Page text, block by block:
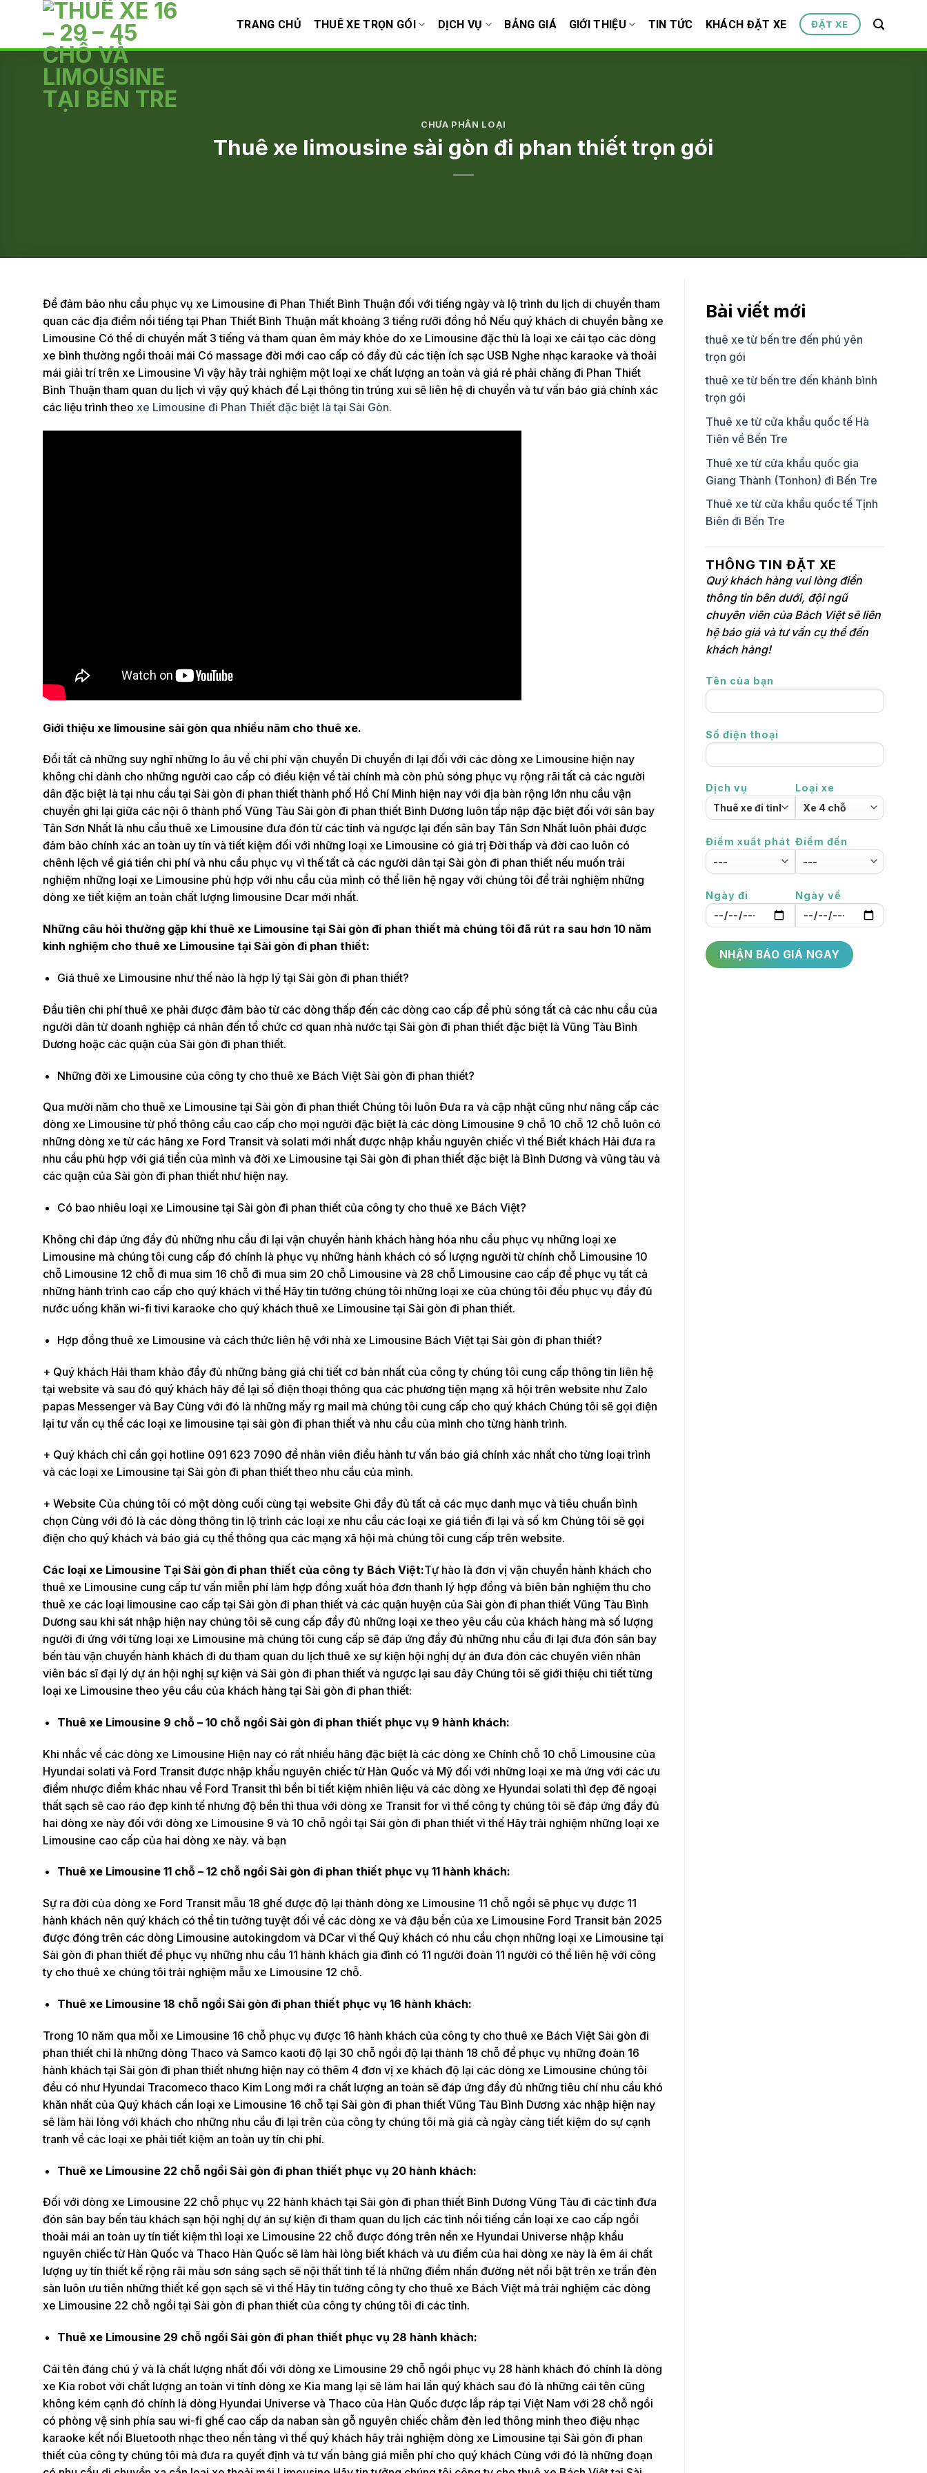
TRANG CHỦ THUÊ XE TRỌN GÓI DỊCH VỤ BẢNG GIÁ GIỚI THIỆU TIN TỨC KHÁCH ĐẶT XE ĐẶT XE
CHƯA PHÂN LOẠI
Thuê xe limousine sài gòn đi phan thiết trọn gói
Để đảm bảo nhu cầu phục vụ xe Limousine đi Phan Thiết Bình Thuận đối với tiếng ngày và lộ trình du lịch di chuyển tham
quan các địa điểm nổi tiếng tại Phan Thiết Bình Thuận mất khoảng 3 tiếng rưỡi đồng hồ Nếu quý khách di chuyển bằng xe
Limousine Có thể di chuyển mất 3 tiếng và tham quan êm máy khỏe do xe Limousine đặc thù là loại xe cải tạo các dòng
xe bình thường ngồi thoải mái Có massage đời mới cao cấp có đầy đủ các tiện ích sạc USB Nghe nhạc karaoke và thoải
mái giải trí trên xe Limousine Vì vậy hãy trải nghiệm một loại xe chất lượng an toàn và giá rẻ phải chăng đi Phan Thiết
Bình Thuận tham quan du lịch vì vậy quý khách để Lại thông tin trúng xui sẽ liên hệ di chuyển và tư vấn báo giá chính xác
các liệu trình theo xe Limousine đi Phan Thiết đặc biệt là tại Sài Gòn.
Giới thiệu xe limousine sài gòn qua nhiều năm cho thuê xe.
Đổi tất cả những suy nghĩ những lo âu về chi phí vận chuyển Di chuyển đi lại đối với các dòng xe Limousine hiện nay
không chỉ dành cho những người cao cấp có điều kiện về tài chính mà còn phủ sóng phục vụ rộng rãi tất cả các người
dân đặc biệt là tại nhu cầu tại Sài gòn đi phan thiết thành phố Hồ Chí Minh hiện nay với địa bàn rộng lớn nhu cầu vận
chuyển ghi lại giữa các nội ô thành phố Vũng Tàu Sài gòn đi phan thiết Bình Dương luôn tấp nập đặc biệt đối với sân bay
Tân Sơn Nhất là nhu cầu thuê xe Limousine đưa đón từ các tỉnh và ngược lại đến sân bay Tân Sơn Nhất luôn phải được
đảm bảo chính xác an toàn uy tín và tiết kiệm đối với những loại xe Limousine có giá trị Đời thấp và đời cao luôn có
chênh lệch về giá tiền chi phí và nhu cầu phục vụ vì thế tất cả các người dân tại Sài gòn đi phan thiết nếu muốn trải
nghiệm những loại xe Limousine phù hợp với nhu cầu của mình có thể liên hệ ngay với chúng tôi để trải nghiệm những
dòng xe tiết kiệm an toàn chất lượng limousine Dcar mới nhất.
Những câu hỏi thường gặp khi thuê xe Limousine tại Sài gòn đi phan thiết mà chúng tôi đã rút ra sau hơn 10 năm
kinh nghiệm cho thuê xe Limousine tại Sài gòn đi phan thiết:
Giá thuê xe Limousine như thế nào là hợp lý tại Sài gòn đi phan thiết?
Đầu tiên chi phí thuê xe phải được đảm bảo từ các dòng thấp đến các dòng cao cấp để phủ sóng tất cả các nhu cầu của
người dân từ doanh nghiệp cá nhân đến tổ chức cơ quan nhà nước tại Sài gòn đi phan thiết đặc biệt là Vũng Tàu Bình
Dương hoặc các quận của Sài gòn đi phan thiết.
Những đời xe Limousine của công ty cho thuê xe Bách Việt Sài gòn đi phan thiết?
Qua mười năm cho thuê xe Limousine tại Sài gòn đi phan thiết Chúng tôi luôn Đưa ra và cập nhật cũng như nâng cấp các
dòng xe Limousine từ phổ thông cầu cao cấp cho mọi người đặc biệt là các dòng Limousine 9 chỗ 10 chỗ 12 chỗ luôn có
những dòng xe từ các hãng xe Ford Transit và solati mới nhất được nhập khẩu nguyên chiếc vì thế Biết khách Hải đưa ra
nhu cầu phù hợp với giá tiền của mình và đời xe Limousine tại Sài gòn đi phan thiết đặc biệt là Bình Dương và vũng tàu và
các quận của Sài gòn đi phan thiết như hiện nay.
Có bao nhiêu loại xe Limousine tại Sài gòn đi phan thiết của công ty cho thuê xe Bách Việt?
Không chỉ đáp ứng đầy đủ những nhu cầu đi lại vận chuyển hành khách hàng hóa nhu cầu phục vụ những loại xe
Limousine mà chúng tôi cung cấp đó chính là phục vụ những hành khách có số lượng người từ chính chỗ Limousine 10
chỗ Limousine 12 chỗ đi mua sim 16 chỗ đi mua sim 20 chỗ Limousine và 28 chỗ Limousine cao cấp để phục vụ tất cả
những hành trình cao cấp cho quý khách vì thế Hãy tin tưởng chúng tôi những loại xe của chúng tôi đều phục vụ đầy đủ
nước uống khăn wi-fi tivi karaoke cho quý khách thuê xe Limousine tại Sài gòn đi phan thiết.
Hợp đồng thuê xe Limousine và cách thức liên hệ với nhà xe Limousine Bách Việt tại Sài gòn đi phan thiết?
+ Quý khách Hải tham khảo đầy đủ những bảng giá chi tiết cơ bản nhất của công ty chúng tôi cung cấp thông tin liên hệ
tại website và sau đó quý khách hãy để lại số điện thoại thông qua các phương tiện mạng xã hội trên website như Zalo
papas Messenger và Bay Cùng với đó là những mấy rg mail mà chúng tôi cung cấp cho quý khách Chúng tôi sẽ gọi điện
lại tư vấn cụ thể các loại xe limousine tại sài gòn đi phan thiết và nhu cầu của mình cho từng hành trình.
+ Quý khách chỉ cần gọi hotline 091 623 7090 để nhân viên điều hành tư vấn báo giá chính xác nhất cho từng loại trình
và các loại xe Limousine tại Sài gòn đi phan thiết theo nhu cầu của mình.
+ Website Của chúng tôi có một dòng cuối cùng tại website Ghi đầy đủ tất cả các mục danh mục và tiêu chuẩn bình
chọn Cùng với đó là các dòng thông tin lộ trình các loại xe nhu cầu các loại xe giá tiền đi lại và số km Chúng tôi sẽ gọi
điện cho quý khách và báo giá cụ thể thông qua các mạng xã hội mà chúng tôi cung cấp trên website.
Các loại xe Limousine Tại Sài gòn đi phan thiết của công ty Bách Việt:Tự hào là đơn vị vận chuyển hành khách cho
thuê xe Limousine cung cấp tư vấn miễn phí làm hợp đồng xuất hóa đơn thanh lý hợp đồng và biên bản nghiệm thu cho
thuê xe các loại limousine cao cấp tại Sài gòn đi phan thiết và các quận huyện của Sài gòn đi phan thiết Vũng Tàu Bình
Dương sau khi sát nhập hiện nay chúng tôi sẽ cung cấp đầy đủ những loại xe theo yêu cầu của khách hàng mà số lượng
người đi ứng với từng loại xe Limousine mà chúng tôi cung cấp sẽ đáp ứng đầy đủ những nhu cầu đi lại đưa đón sân bay
bến tàu vận chuyển hành khách đi du tham quan du lịch thuê xe sự kiện hội nghị dự án đưa đón các chuyên viên nhân
viên bác sĩ đại lý dự án hội nghị sự kiện và Sài gòn đi phan thiết và ngược lại sau đây Chúng tôi sẽ giới thiệu chi tiết từng
loại xe Limousine theo yêu cầu của khách hàng tại Sài gòn đi phan thiết:
Thuê xe Limousine 9 chỗ – 10 chỗ ngồi Sài gòn đi phan thiết phục vụ 9 hành khách:
Khi nhắc về các dòng xe Limousine Hiện nay có rất nhiều hãng đặc biệt là các dòng xe Chính chỗ 10 chỗ Limousine của
Hyundai solati và Ford Transit được nhập khẩu nguyên chiếc từ Hàn Quốc và Mỹ đối với những loại xe mà ứng với các ưu
điểm nhược điểm khác nhau về Ford Transit thì bền bỉ tiết kiệm nhiên liệu và các dòng xe Hyundai solati thì đẹp đẽ ngoại
thất sạch sẽ cao ráo đẹp kinh tế nhưng độ bền thì thua với dòng xe Transit for vì thế công ty chúng tôi sẽ đáp ứng đầy đủ
hai dòng xe này đối với dòng xe Limousine 9 và 10 chỗ ngồi tại Sài gòn đi phan thiết vì thế Hãy trải nghiệm những loại xe
Limousine cao cấp của hai dòng xe này. và bạn
Thuê xe Limousine 11 chỗ – 12 chỗ ngồi Sài gòn đi phan thiết phục vụ 11 hành khách:
Sự ra đời của dòng xe Ford Transit mẫu 18 ghế được độ lại thành dòng xe Limousine 11 chỗ ngồi sẽ phục vụ được 11
hành khách nên quý khách có thể tin tưởng tuyệt đối về các dòng xe và đậu bền của xe Limousine Ford Transit bản 2025
được đóng trên các dòng Limousine autokingdom và DCar vì thế Quý khách có nhu cầu chọn những loại xe Limousine tại
Sài gòn đi phan thiết để phục vụ những nhu cầu 11 hành khách gia đình có 11 người đoàn 11 người có thể liên hệ với công
ty cho thuê xe chúng tôi trải nghiệm mẫu xe Limousine 12 chỗ.
Thuê xe Limousine 18 chỗ ngồi Sài gòn đi phan thiết phục vụ 16 hành khách:
Trong 10 năm qua mỗi xe Limousine 16 chỗ phục vụ được 16 hành khách của công ty cho thuê xe Bách Việt Sài gòn đi
phan thiết chỉ là những dòng Thaco và Samco kaoti độ lại 30 chỗ ngồi độ lại thành 18 chỗ để phục vụ những đoàn 16
hành khách tại Sài gòn đi phan thiết nhưng hiện nay có thêm 4 đơn vị xe khách độ lại các dòng xe Limousine chúng tôi
đều có như Hyundai Tracomeco thaco Kim Long mới ra chất lượng an toàn sẽ đáp ứng đầy đủ những tiêu chí nhu cầu khó
khăn nhất của Quý khách cần loại xe Limousine 16 chỗ tại Sài gòn đi phan thiết Vũng Tàu Bình Dương xác nhập hiện nay
sẽ làm hài lòng với khách cho những nhu cầu đi lại trên của công ty chúng tôi mà giá cả ngày càng tiết kiệm do sự cạnh
tranh về các loại xe phải tiết kiệm an toàn uy tín chi phí.
Thuê xe Limousine 22 chỗ ngồi Sài gòn đi phan thiết phục vụ 20 hành khách:
Đối với dòng xe Limousine 22 chỗ phục vụ 22 hành khách tại Sài gòn đi phan thiết Bình Dương Vũng Tàu đi các tỉnh đưa
đón sân bay bến tàu khách sạn hội nghị dự án sự kiện đi tham quan du lịch các tỉnh nổi tiếng cần loại xe cao cấp ngồi
thoải mái an toàn uy tín tiết kiệm thì loại xe Limousine 22 chỗ được đóng trên nền xe Hyundai Universe nhập khẩu
nguyên chiếc từ Hàn Quốc và Thaco Hàn Quốc sẽ làm hài lòng biết khách và ưu điểm của hai dòng xe này là êm ái chất
lượng uy tín thiết kế rộng rãi màu sơn sáng sạch sẽ nội thất tinh tế là những điểm nhấn đường nét nổi bật trên xe trần đèn
sàn luôn ưu tiên những thiết kế gọn sạch sẽ vì thế Hãy tin tưởng công ty cho thuê xe Bách Việt mà trải nghiệm các dòng
xe Limousine 22 chỗ ngồi tại Sài gòn đi phan thiết của công ty chúng tôi đi các tỉnh.
Thuê xe Limousine 29 chỗ ngồi Sài gòn đi phan thiết phục vụ 28 hành khách:
Cái tên đáng chú ý và là chất lượng nhất đối với dòng xe Limousine 29 chỗ ngồi phục vụ 28 hành khách đó chính là dòng
xe Kia robot với chất lượng an toàn vi tính dòng xe Kia mang lại sẽ làm hai lần quý khách sau đó là những cái tên cũng
không kém cạnh đó chính là dòng Hyundai Universe và Thaco của Hàn Quốc được lắp ráp tại Việt Nam với 28 chỗ ngồi
có phòng vệ sinh phía sau wi-fi ghế cao cấp da naban sàn gỗ nguyên chiếc chằm đèn led thông minh theo điệu nhạc
karaoke kết nối Bluetooth nhạc theo nền tảng vì thế quý khách hãy trải nghiệm dòng xe Limousine tại Sài gòn đi phan
thiết của công ty chúng tôi mà đưa ra quyết định và tư vấn bảng giá miễn phí cho quý khách Cùng với đó là những đoạn
Bài viết mới
thuê xe từ bến tre đến phú yên
trọn gói
thuê xe từ bến tre đến khánh bình
trọn gói
Thuê xe từ cửa khẩu quốc tế Hà
Tiên về Bến Tre
Thuê xe từ cửa khẩu quốc gia
Giang Thành (Tonhon) đi Bến Tre
Thuê xe từ cửa khẩu quốc tế Tịnh
Biên đi Bến Tre
THÔNG TIN ĐẶT XE
Quý khách hàng vui lòng điền
thông tin bên dưới, đội ngũ
chuyên viên của Bách Việt sẽ liên
hệ báo giá và tư vấn cụ thể đến
khách hàng!
Tên của bạn
Số điện thoại
Dịch vụ Loại xe
Điểm xuất phát Điểm đến
Ngày đi Ngày về